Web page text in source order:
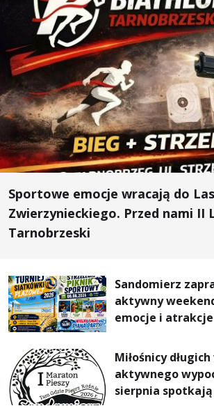
Sportowe emocje wracają do
Zwierzynieckiego. Przed nami II
Tarnobrzeski
Sandomierz
aktywny
emocje i atrakcje
Miłośnicy
aktywnego
sierpnia spotkają